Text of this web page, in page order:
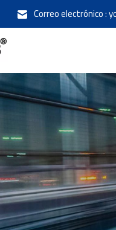
Correo electrónico :